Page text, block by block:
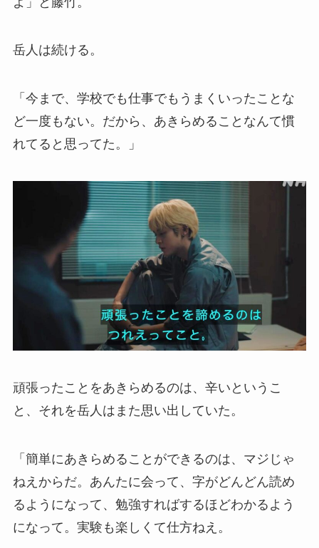
岳人は続ける。
「今まで、学校でも仕事でもうまくいったことな
ど一度もない。だから、あきらめることなんて慣
れてると思ってた。」
頑張ったことをあきらめるのは、辛いというこ
と、それを岳人はまた思い出していた。
「簡単にあきらめることができるのは、マジじゃ
ねえからだ。あんたに会って、字がどんどん読め
るようになって、勉強すればするほどわかるよう
になって。実験も楽しくて仕方ねえ。